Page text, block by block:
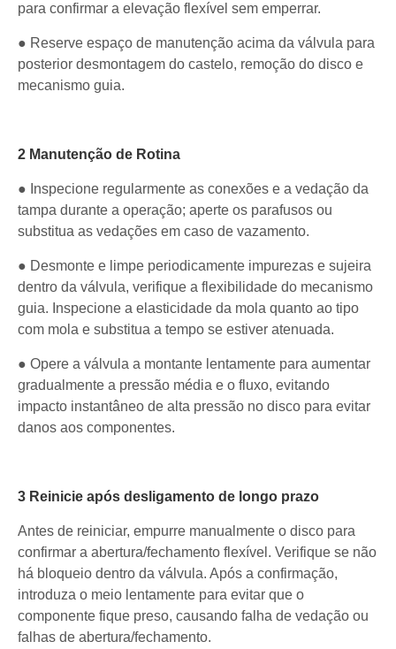
para confirmar a elevação flexível sem emperrar.
● Reserve espaço de manutenção acima da válvula para
posterior desmontagem do castelo, remoção do disco e
mecanismo guia.
2 Manutenção de Rotina
● Inspecione regularmente as conexões e a vedação da
tampa durante a operação; aperte os parafusos ou
substitua as vedações em caso de vazamento.
● Desmonte e limpe periodicamente impurezas e sujeira
dentro da válvula, verifique a flexibilidade do mecanismo
guia. Inspecione a elasticidade da mola quanto ao tipo
com mola e substitua a tempo se estiver atenuada.
● Opere a válvula a montante lentamente para aumentar
gradualmente a pressão média e o fluxo, evitando
impacto instantâneo de alta pressão no disco para evitar
danos aos componentes.
3 Reinicie após desligamento de longo prazo
Antes de reiniciar, empurre manualmente o disco para
confirmar a abertura/fechamento flexível. Verifique se não
há bloqueio dentro da válvula. Após a confirmação,
introduza o meio lentamente para evitar que o
componente fique preso, causando falha de vedação ou
falhas de abertura/fechamento.